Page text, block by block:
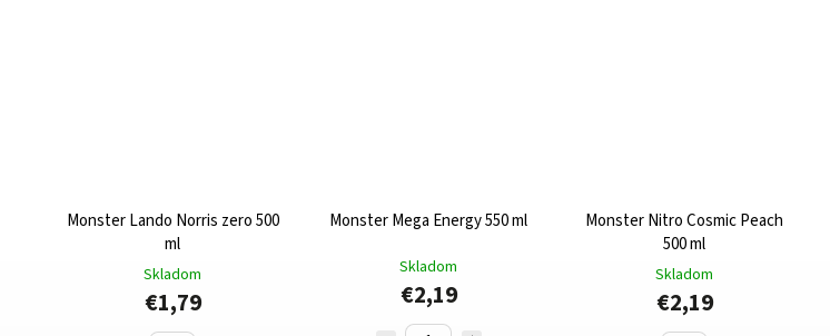
Monster Lando Norris zero 500
ml
Skladom
€1,79
Monster Mega Energy 550 ml
Skladom
€2,19
Monster Nitro Cosmic Peach
500 ml
Skladom
€2,19